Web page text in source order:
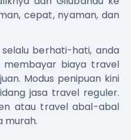
cepat, nyaman, dan
berhati-hati, anda
membayar biaya travel
Modus penipuan kini
jasa travel reguler.
atau travel abal-abal
murah.